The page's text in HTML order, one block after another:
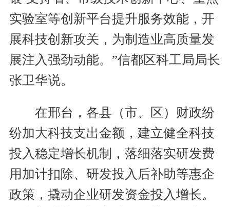
实验室等创新平台提升服务效能，开
展科技创新攻关，为制造业高质量发
展注入强劲动能。”信都区科工局局长
张卫华说。
在邢台，各县（市、区）财政纷
纷加大科技支出金额，建立健全科技
投入稳定增长机制，落细落实研发费
用加计扣除、研发投入后补助等惠企
政策，撬动企业研发资金投入增长。